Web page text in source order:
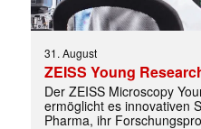
31. August
ZEISS Young
Der ZEISS Microscopy
ermöglicht es innovativen
Pharma, ihr